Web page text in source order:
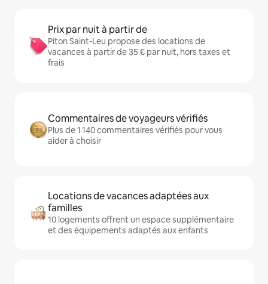
Prix par nuit à partir de
Piton Saint-Leu propose des locations de
vacances à partir de 35 € par nuit, hors taxes et
frais
Commentaires de voyageurs vérifiés
Plus de 1 140 commentaires vérifiés pour vous
aider à choisir
Locations de vacances adaptées aux
familles
10 logements offrent un espace supplémentaire
et des équipements adaptés aux enfants